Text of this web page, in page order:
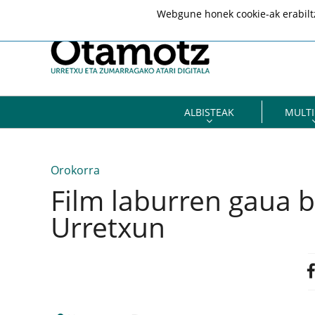
ALBISTEAK
Orokorra
Film laburren gaua
Urretxun
Webgune honek cookie-ak